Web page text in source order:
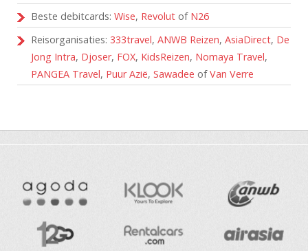
Beste debitcards: Wise, Revolut of N26
Reisorganisaties: 333travel, ANWB Reizen, AsiaDirect, De
Jong Intra, Djoser, FOX, KidsReizen, Nomaya Travel,
PANGEA Travel, Puur Azië, Sawadee ofVan Verre